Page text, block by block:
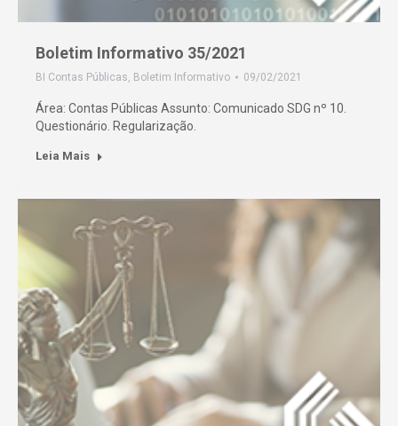
Boletim Informativo 35/2021
BI Contas Públicas, Boletim Informativo 09/02/2021
Área: Contas Públicas Assunto: Comunicado SDG nº 10.
Questionário. Regularização.
Leia Mais